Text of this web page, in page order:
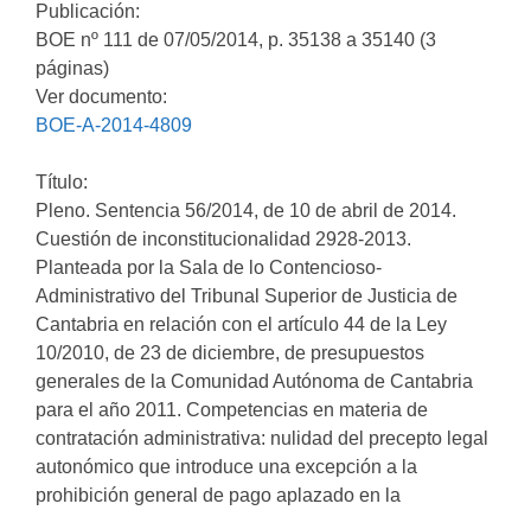
Publicación:
BOE nº 111 de 07/05/2014, p. 35138 a 35140 (3
páginas)
Ver documento:
BOE-A-2014-4809
Título:
Pleno. Sentencia 56/2014, de 10 de abril de 2014.
Cuestión de inconstitucionalidad 2928-2013.
Planteada por la Sala de lo Contencioso-
Administrativo del Tribunal Superior de Justicia de
Cantabria en relación con el artículo 44 de la Ley
10/2010, de 23 de diciembre, de presupuestos
generales de la Comunidad Autónoma de Cantabria
para el año 2011. Competencias en materia de
contratación administrativa: nulidad del precepto legal
autonómico que introduce una excepción a la
prohibición general de pago aplazado en la